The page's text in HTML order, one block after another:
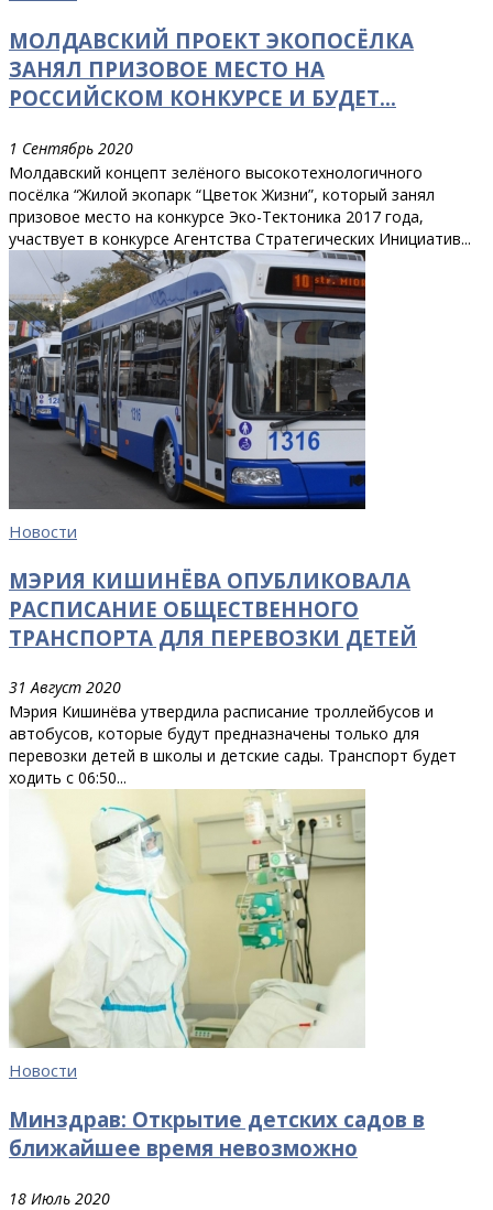
МОЛДАВСКИЙ ПРОЕКТ ЭКОПОСЁЛКА
ЗАНЯЛ ПРИЗОВОЕ МЕСТО НА
РОССИЙСКОМ КОНКУРСЕ И БУДЕТ...
1 Сентябрь 2020
Молдавский концепт зелёного высокотехнологичного
посёлка “Жилой экопарк “Цветок Жизни”, который занял
призовое место на конкурсе Эко-Тектоника 2017 года,
участвует в конкурсе Агентства Стратегических Инициатив...
Новости
МЭРИЯ КИШИНЁВА ОПУБЛИКОВАЛА
РАСПИСАНИЕ ОБЩЕСТВЕННОГО
ТРАНСПОРТА ДЛЯ ПЕРЕВОЗКИ ДЕТЕЙ
31 Август 2020
Мэрия Кишинёва утвердила расписание троллейбусов и
автобусов, которые будут предназначены только для
перевозки детей в школы и детские сады. Транспорт будет
ходить с 06:50...
Новости
Минздрав: Открытие детских садов в
ближайшее время невозможно
18 Июль 2020